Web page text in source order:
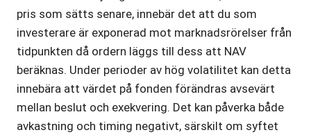
pris som sätts senare, innebär det att du som
investerare är exponerad mot marknadsrörelser från
tidpunkten då ordern läggs till dess att NAV
beräknas. Under perioder av hög volatilitet kan detta
innebära att värdet på fonden förändras avsevärt
mellan beslut och exekvering. Det kan påverka både
avkastning och timing negativt, särskilt om syftet